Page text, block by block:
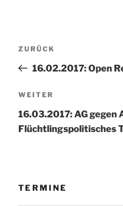
Beitragsnavigation
Vorheriger
Beitrag
ZURÜCK
16.02.2017: Open
Nächster
Beitrag
WEITER
16.03.2017: AG
Flüchtlingspolitisches
TERMINE